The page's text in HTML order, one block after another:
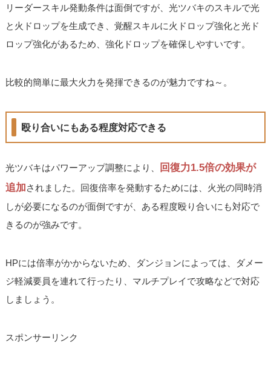
リーダースキル発動条件は面倒ですが、光ツバキのスキルで光
と火ドロップを生成でき、覚醒スキルに火ドロップ強化と光ド
ロップ強化があるため、強化ドロップを確保しやすいです。
比較的簡単に最大火力を発揮できるのが魅力ですね～。
殴り合いにもある程度対応できる
光ツバキはパワーアップ調整により、
回復力1.5倍の効果が
追加されました。回復倍率を発動するためには、火光の同時消
しが必要になるのが面倒ですが、ある程度殴り合いにも対応で
きるのが強みです。
HPには倍率がかからないため、ダンジョンによっては、ダメー
ジ軽減要員を連れて行ったり、マルチプレイで攻略などで対応
しましょう。
スポンサーリンク